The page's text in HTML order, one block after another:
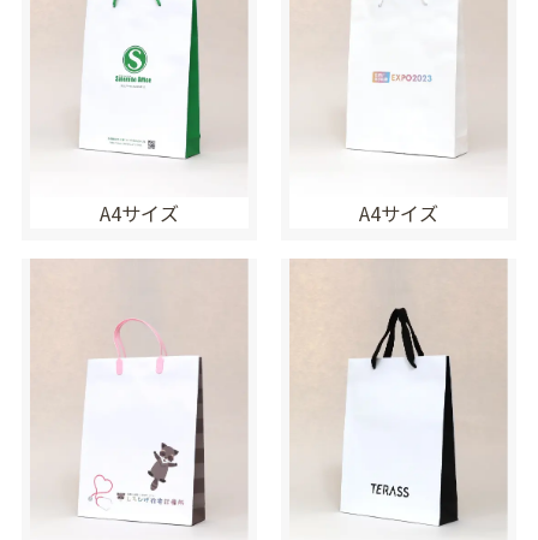
A4サイズ A4サイズ